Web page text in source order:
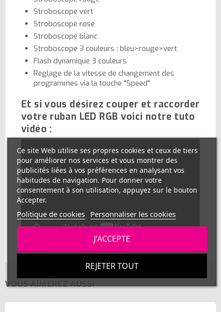
Stroboscope vert
Stroboscope rose
Stroboscope blanc
Stroboscope 3 couleurs : bleu>rouge>vert
Flash dynamique 3 couleurs
Réglage de la vitesse de changement des
programmes via la touche "Speed"
Et si vous désirez couper et raccorder
votre ruban LED RGB voici notre tuto
vidéo :
VOUS AIMEREZ AUSSI
Ce site Web utilise ses propres cookies et ceux de tiers
pour améliorer nos services et vous montrer des
publicités liées à vos préférences en analysant vos
habitudes de navigation. Pour donner votre
consentement à son utilisation, appuyez sur le bouton
Accepter.
Politique de cookies Personnaliser les cookies
REJETER TOUT
J'ACCEPTE